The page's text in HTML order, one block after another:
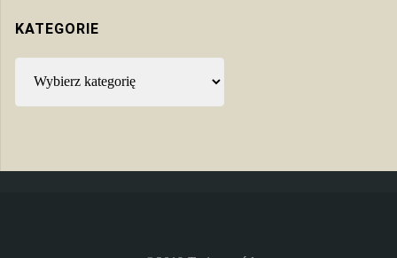
KATEGORIE